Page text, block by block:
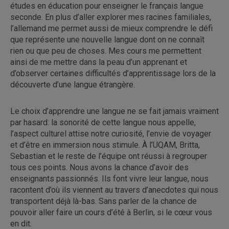
études en éducation pour enseigner le français langue
seconde. En plus d’aller explorer mes racines familiales,
l’allemand me permet aussi de mieux comprendre le défi
que représente une nouvelle langue dont on ne connaît
rien ou que peu de choses. Mes cours me permettent
ainsi de me mettre dans la peau d’un apprenant et
d’observer certaines difficultés d’apprentissage lors de la
découverte d’une langue étrangère.
Le choix d’apprendre une langue ne se fait jamais vraiment
par hasard: la sonorité de cette langue nous appelle,
l’aspect culturel attise notre curiosité, l’envie de voyager
et d’être en immersion nous stimule. À l’UQAM, Britta,
Sebastian et le reste de l’équipe ont réussi à regrouper
tous ces points. Nous avons la chance d’avoir des
enseignants passionnés. Ils font vivre leur langue, nous
racontent d’où ils viennent au travers d’anecdotes qui nous
transportent déjà là-bas. Sans parler de la chance de
pouvoir aller faire un cours d’été à Berlin, si le cœur vous
en dit.